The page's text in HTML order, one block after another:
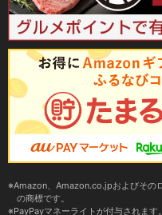
Amazon、Amazon.co.jpおよびその
の商標です。
PayPayマネーライトが付与されます